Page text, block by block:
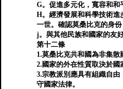
G。促進多元化，寬容和和
H。經濟發展和科學技術進
一世。確認莫桑比克的身
j。與其他民族和國家的友
第十二條
1.莫桑比克共和國為非集散
2.國家的外在性質取決於國
3.宗教派別應具有組織自
守國家法律。